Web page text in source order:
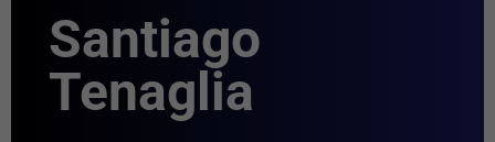
Santiago
Tenaglia